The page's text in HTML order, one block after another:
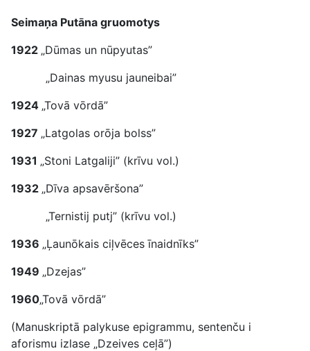
Seimaņa Putāna gruomotys
1922 „Dūmas un nūpyutas”
„Dainas myusu jauneibai”
1924 „Tovā vōrdā”
1927 „Latgolas orōja bolss”
1931 „Stoni Latgaliji” (krīvu vol.)
1932 „Dīva apsavēršona”
„Ternistij putj” (krīvu vol.)
1936 „Ļaunōkais ciļvēces īnaidnīks”
1949 „Dzejas”
1960„Tovā vōrdā”
(Manuskriptā palykuse epigrammu, sentenču i
aforismu izlase „Dzeives ceļā”)